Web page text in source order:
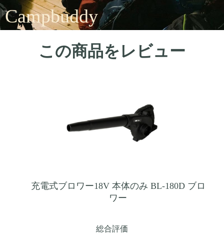
Campbuddy
この商品をレビュー
充電式ブロワー18V 本体のみ BL-180D ブロ
ワー
総合評価